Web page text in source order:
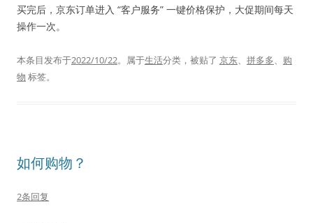
买完后，京东订单进入 “客户服务” 一键价格保护，大促期间每天
操作一次。
本条目发布于2022/10/22。属于生活分类，被贴了 京东、 拼多多、 购
物 标签。
如何购物？
2条回复